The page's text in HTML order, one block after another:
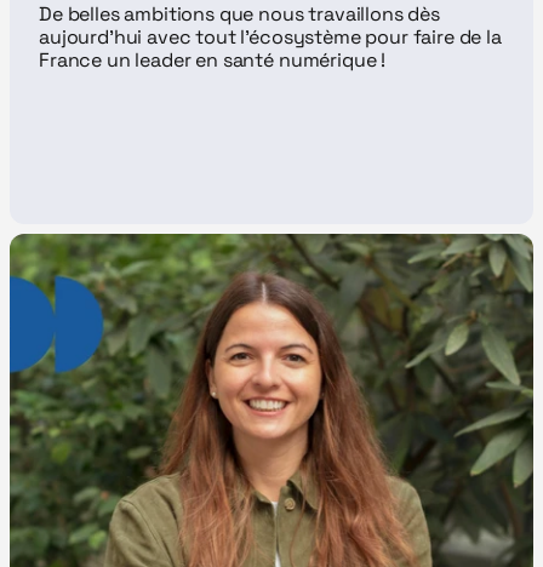
De belles ambitions que nous travaillons dès
aujourd’hui avec tout l’écosystème pour faire de la
France un leader en santé numérique !